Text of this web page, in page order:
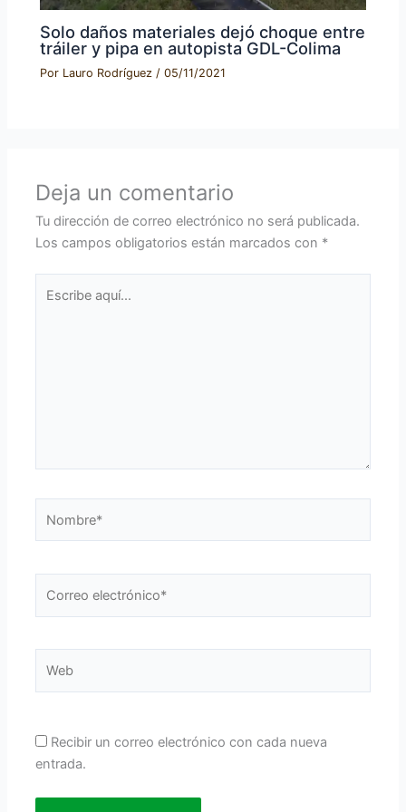
Solo daños materiales dejó choque entre
tráiler y pipa en autopista GDL-Colima
Por Lauro Rodríguez /05/11/2021
Deja un comentario
Tu dirección de correo electrónico no será publicada.
Los campos obligatorios están marcados con *
aquí...
electrónico*
Recibir un correo electrónico con cada nueva
entrada.